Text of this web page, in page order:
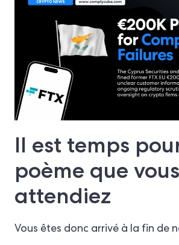
Il est temps
poème que vous
attendiez
Vous êtes donc arrivé à la fin de